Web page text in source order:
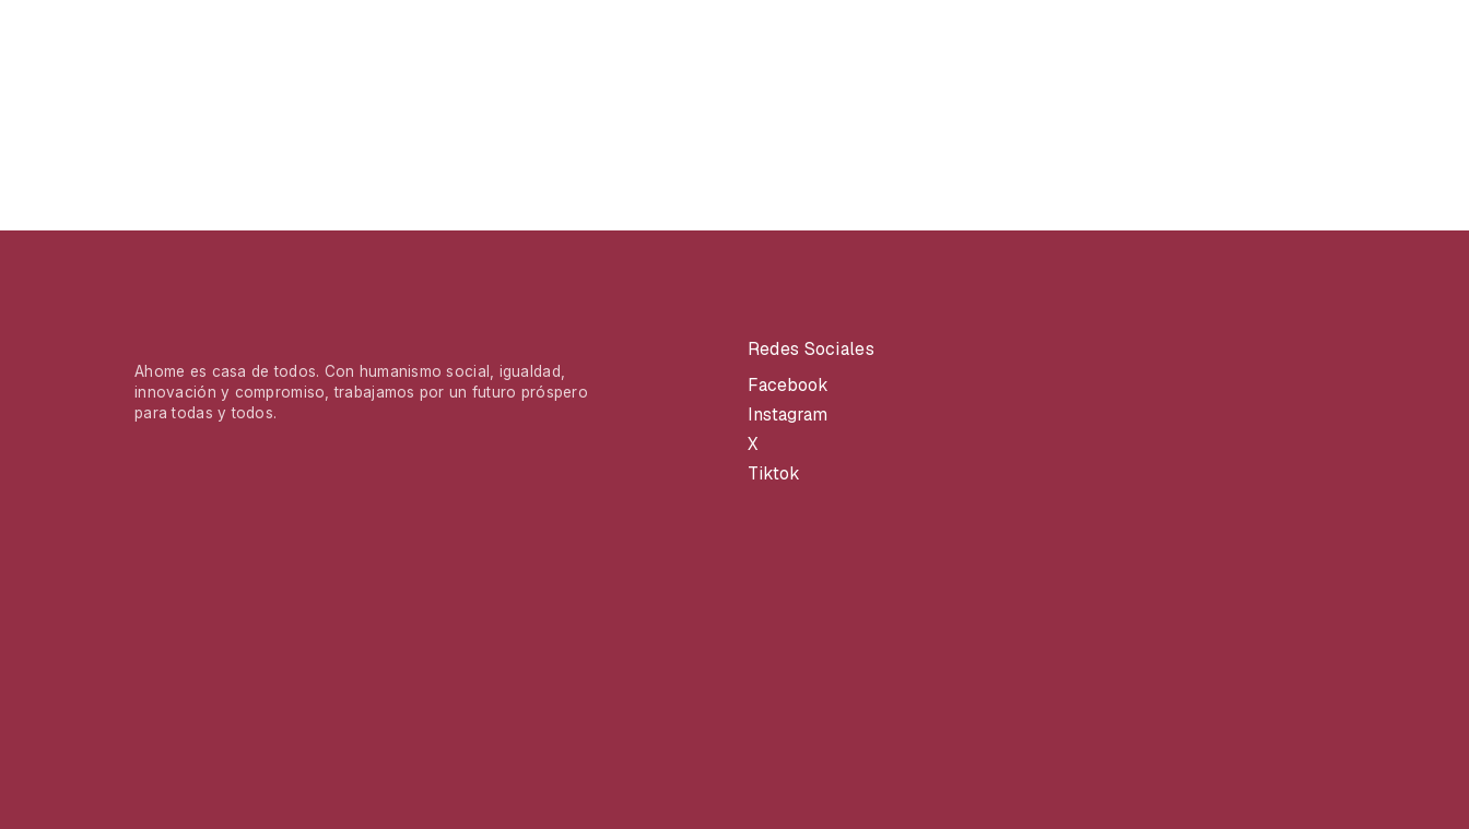
Ahome es casa de todos. Con humanismo social, igualdad,
innovación y compromiso, trabajamos por un futuro próspero
para todas y todos.
Redes Sociales
Facebook
Instagram
X
Tiktok